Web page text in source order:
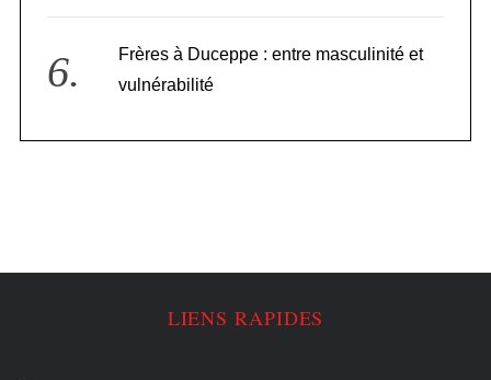
Frères à Duceppe : entre masculinité et
vulnérabilité
LIENS RAPIDES